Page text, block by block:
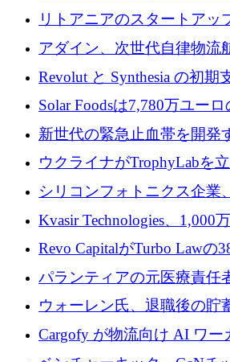
8,500 万ユーロを超える 60
リトアニアのスタートアッ
Slack 内に構築された AI コ
フォームのために 50 万ユ
アダイン、次世代自律物流
万ユーロを確保
Revolut と Synthesia の初期
3 億 2,000 万ドルを調達、
Solar Foodsは7,780万ユー
億ユーロの防衛および二重
を開始、ヨーロッパのシリ
に警告
新世代の緊急止血帯を開発
スタートアップ企業を紹介
ウクライナがTrophyLabを
ロシア兵器を戦場の研究開
ムに変える
シリコンフォトニクス企業
商業的に成功させるための
Kvasir Technologies、1,000
で成長を促進
Revo CapitalがTurbo Lawの
ラウンドを主導し、訴訟プ
パランティアの元医療責任
ェントの立ち上げに1,000
ウォーレン氏、退職後の貯
めに1,000万ユーロを調達
Cargofy が物流向け AI ワー
万ドルを獲得